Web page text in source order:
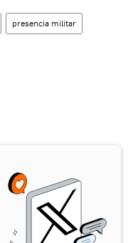
presencia militar